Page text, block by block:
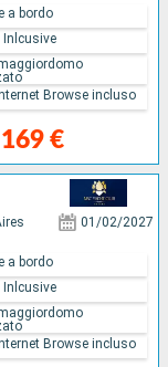
€
a bordo
Inlcusive
Browse incluso
01/02/2027
a bordo
Inlcusive
Browse incluso